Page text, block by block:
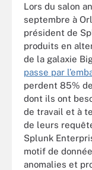
Lors du salon
septembre à
président de
produits en
de la galaxie
passe par
perdent 85%
dont ils ont
de travail et à
de leurs
Splunk
motif de
anomalies et